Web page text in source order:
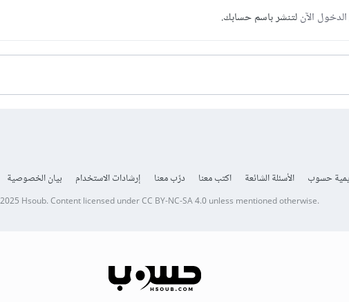
الآنلتنشر باسم حسابك.
حسوب الأسئلة الشائعة اكتب معنا درّب معنا إرشادات الاستخدام بيان الخصوصية
Hsoub.Content licensed underCC BY-NC-SA 4.0unless mentioned otherwise.